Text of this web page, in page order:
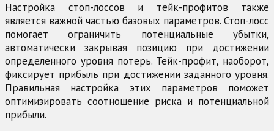
Настройка стоп-лоссов и тейк-профитов также
является важной частью базовых параметров. Стоп-лосс
помогает ограничить потенциальные убытки,
автоматически закрывая позицию при достижении
определенного уровня потерь. Тейк-профит, наоборот,
фиксирует прибыль при достижении заданного уровня.
Правильная настройка этих параметров поможет
оптимизировать соотношение риска и потенциальной
прибыли.